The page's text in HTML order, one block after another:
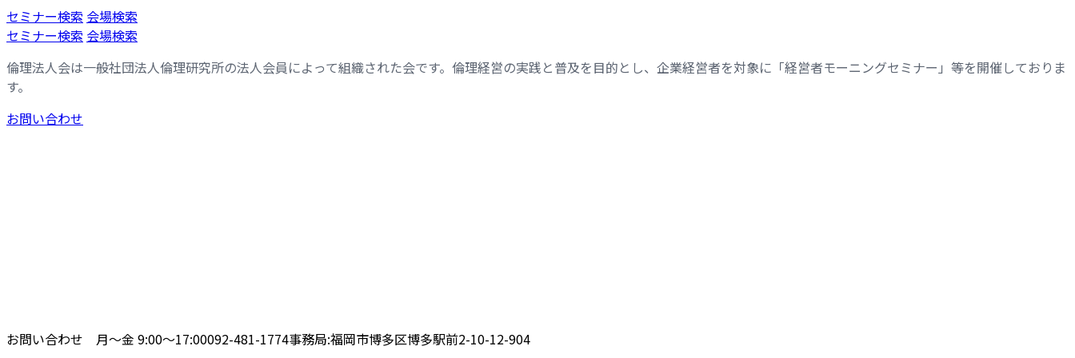
コ
ン
ン
ツ
へ
ス
ナ
ビ
ー
シ
ョ
ン
セミナー検索 会場検索
セミナー検索 会場検索
倫理法人会は一般社団法人倫理研究所の法人会員によって組織された会です。倫理経営の実践と普及を目的とし、企業経営者を対象に「経営者モーニングセミナー」等を開催しておりま
す。
お問い合わせ
お問い合わせ 月〜金 9:00〜17:00092-481-1774事務局:福岡市博多区博多駅前2-10-12-904